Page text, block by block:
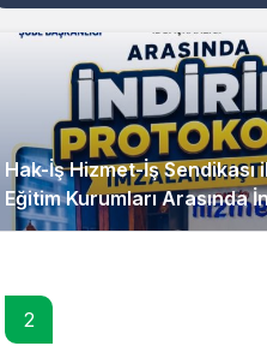
Hak-İş Hizmet-İş Sendikası
Eğitim Kurumları Arasında
Protokolü İmzalandı!
2